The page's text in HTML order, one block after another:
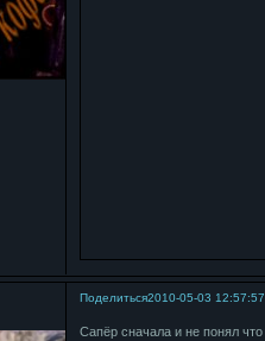
Поделиться2010-05-03 12:57:57
Сапёр сначала и не понял